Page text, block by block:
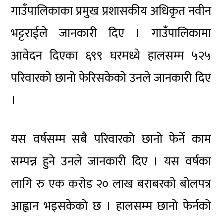
गाउँपालिकाका प्रमुख प्रशासकीय अधिकृत नवीन
भट्टराईले जानकारी दिए । गाउँपालिकामा
आवेदन दिएका ६९९ घरमध्ये हालसम्म ५२५
परिवारको छानो फेरिसकेको उनले जानकारी दिए
।
यस वर्षसम्म सबै परिवारको छानो फेर्ने काम
सम्पन्न हुने उनले जानकारी दिए । यस वर्षका
लागि रु एक करोड २० लाख बराबरको बोलपत्र
आह्वान भइसकेको छ । हालसम्म छानो फेर्नको